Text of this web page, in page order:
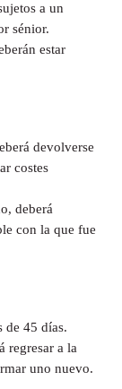
a un
sénior.
estar
devolverse
costes
deberá
con la que fue
de 45 días.
regresar a la
uno nuevo.